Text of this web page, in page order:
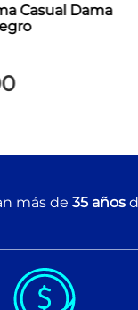
Casual Dama
más de 35 años